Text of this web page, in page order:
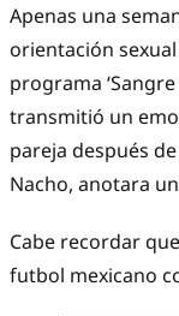
Apenas una
orientación
programa
transmitió un
pareja después
Nacho, anotara
Cabe recordar
futbol mexicano